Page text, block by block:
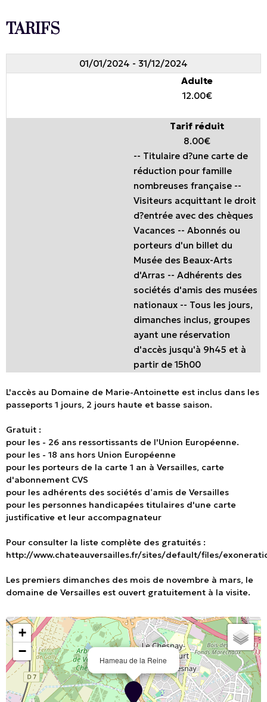
TARIFS
01/01/2024 - 31/12/2024
Adulte
12.00€
Tarif réduit
8.00€
-- Titulaire d?une carte de
réduction pour famille
nombreuses française --
Visiteurs acquittant le droit
d?entrée avec des chèques
Vacances -- Abonnés ou
porteurs d'un billet du
Musée des Beaux-Arts
d'Arras -- Adhérents des
sociétés d'amis des musées
nationaux -- Tous les jours,
dimanches inclus, groupes
ayant une réservation
d'accès jusqu'à 9h45 et à
partir de 15h00
L'accès au Domaine de Marie-Antoinette est inclus dans les
passeports 1 jours, 2 jours haute et basse saison.
Gratuit :
pour les - 26 ans ressortissants de l'Union Européenne.
pour les - 18 ans hors Union Européenne
pour les porteurs de la carte 1 an à Versailles, carte
d'abonnement CVS
pour les adhérents des sociétés d’amis de Versailles
pour les personnes handicapées titulaires d'une carte
justificative et leur accompagnateur
Pour consulter la liste complète des gratuités :
http://www.chateauversailles.fr/sites/default/files/
Les premiers dimanches des mois de novembre à mars, le
domaine de Versailles est ouvert gratuitement à la visite.
Hameau de la Reine
+
−